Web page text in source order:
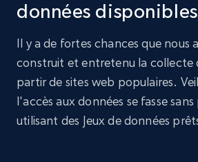
données
Il y a de fortes chances que nous
construit et entretenu la collecte
partir de sites web populaires.
l'accès aux données se fasse
utilisant des Jeux de données